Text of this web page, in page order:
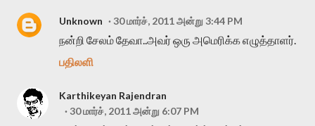
Unknown 30 மார்ச், 2011 அன்று 3:44 PM
நன்றி சேலம் தேவா..அவர் ஒரு அமெரிக்க எழுத்தாளர்.
பதிலளி
Karthikeyan Rajendran
30 மார்ச், 2011 அன்று 6:07 PM